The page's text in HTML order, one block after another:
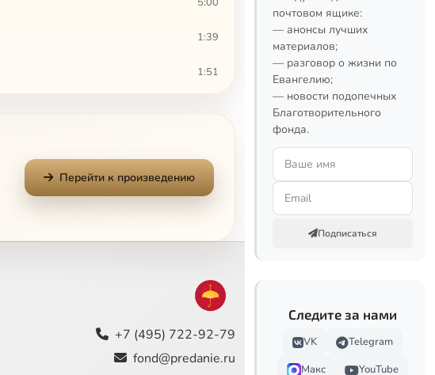
1:39
1:51
2:21
2:20
2:52
0:46
Перейти к произведению
+7 (495) 722-92-79
fond@predanie.ru
почтовом ящике:
— анонсы лучших
материалов;
— разговор о жизни по
Евангелию;
— новости подопечных
Благотворительного
фонда.
Подписаться
Следите за нами
VK
Telegram
Макс
YouTube